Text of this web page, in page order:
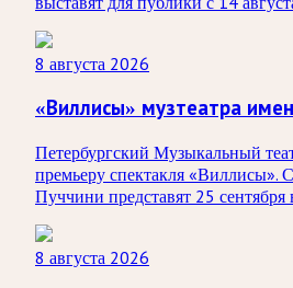
8 августа 2026
«Виллисы» музтеатра
Петербургский Музыкальный
премьеру спектакля «Виллисы».
Пуччини представят 25
8 августа 2026